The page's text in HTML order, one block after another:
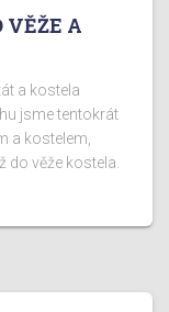
VĚŽE A
a kostela
jsme tentokrát
a kostelem,
do věže kostela.